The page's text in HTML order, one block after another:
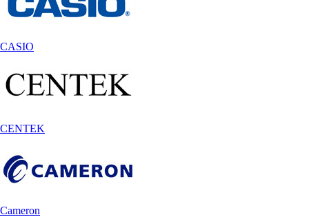
CASIO
CENTEK
Cameron